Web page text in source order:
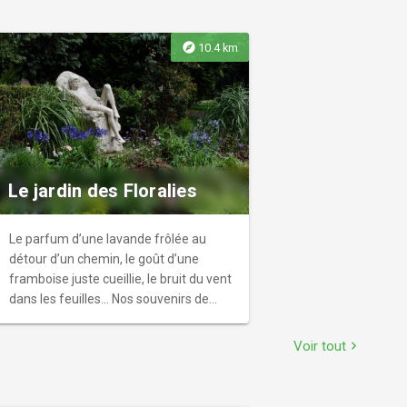
explore 10.4 km
Le jardin des Floralies
Le parfum d’une lavande frôlée au
détour d’un chemin, le goût d’une
framboise juste cueillie, le bruit du vent
dans les feuilles… Nos souvenirs de
Voir tout chevron_right